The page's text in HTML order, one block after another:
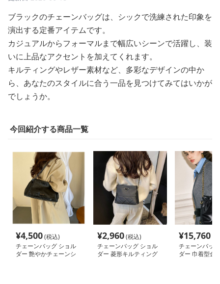
ブラックのチェーンバッグは、シックで洗練された印象を
演出する定番アイテムです。
カジュアルからフォーマルまで幅広いシーンで活躍し、装
いに上品なアクセントを加えてくれます。
キルティングやレザー素材など、多彩なデザインの中か
ら、あなたのスタイルに合う一品を見つけてみてはいかが
でしょうか。
今回紹介する商品一覧
¥4,500(税込)
チェーンバッグ ショル
ダー 艶やかチェーンシ
¥2,960(税込)
チェーンバッグ ショル
ダー 菱形キルティング
¥15,760
チェーンバッ
ダー 巾着型金